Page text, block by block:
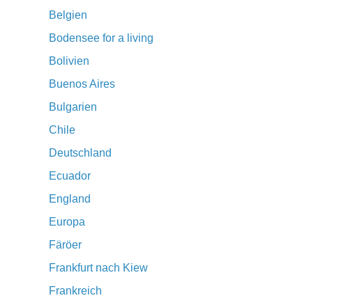
Belgien
Bodensee for a living
Bolivien
Buenos Aires
Bulgarien
Chile
Deutschland
Ecuador
England
Europa
Färöer
Frankfurt nach Kiew
Frankreich